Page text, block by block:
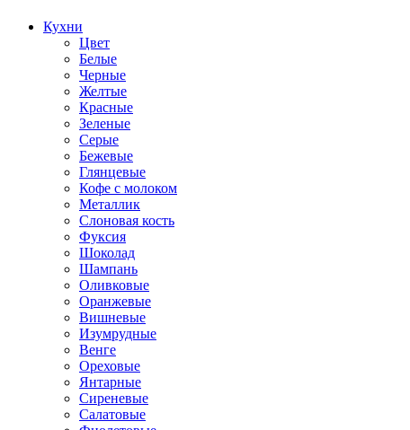
Кухни
Цвет
Белые
Черные
Желтые
Красные
Зеленые
Серые
Бежевые
Глянцевые
Кофе с молоком
Металлик
Слоновая кость
Фуксия
Шоколад
Шампань
Оливковые
Оранжевые
Вишневые
Изумрудные
Венге
Ореховые
Янтарные
Сиреневые
Салатовые